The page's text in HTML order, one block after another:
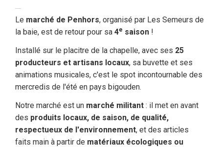
Le marché de Penhors, organisé par Les Semeurs de
la baie, est de retour pour sa 4e saison !
Installé sur le placitre de la chapelle, avec ses 25
producteurs et artisans locaux, sa buvette et ses
animations musicales, c'est le spot incontournable des
mercredis de l'été en pays bigouden.
Notre marché est un marché militant : il met en avant
des produits locaux, de saison, de qualité,
respectueux de l'environnement, et des articles
faits main à partir de matériaux écologiques ou